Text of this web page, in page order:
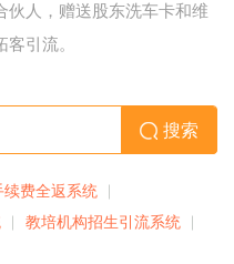
伙人，赠送股东洗车卡和维
引流。
搜索
续费全返系统
教培机构招生引流系统